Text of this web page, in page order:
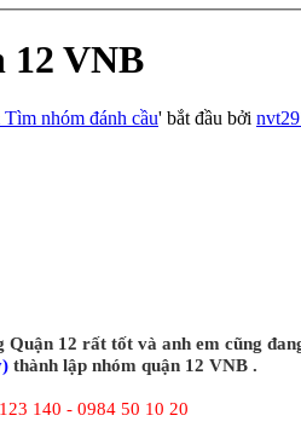
12 VNB
nhóm đánh cầu' bắt đầu bởi
12 rất tốt và anh em cũng
thành lập nhóm quận 12 VNB .
140 - 0984 50 10 20